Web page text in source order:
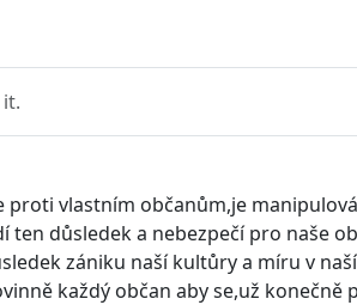
vlastním občanům,je
ten důsledek a nebezpečí pro
zániku naší kultůry a míru v
každý občan aby se,už konečně